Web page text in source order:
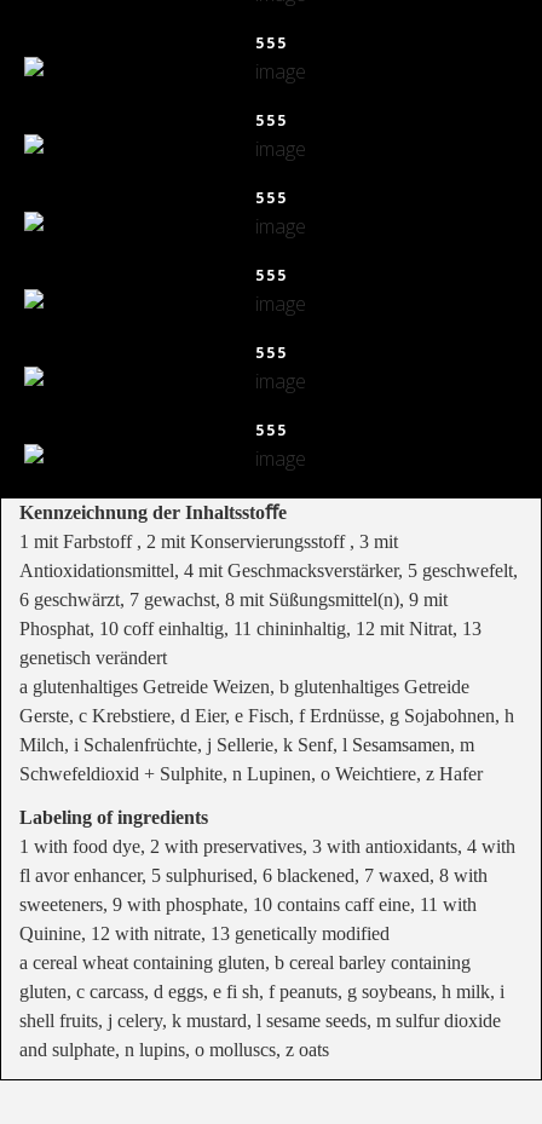
555
555
555
555
555
555
Kennzeichnung der Inhaltsstoﬀe
1 mit Farbstoff , 2 mit Konservierungsstoff , 3 mit
Antioxidationsmittel, 4 mit Geschmacksverstärker, 5 geschwefelt,
6 geschwärzt, 7 gewachst, 8 mit Süßungsmittel(n), 9 mit
Phosphat, 10 coff einhaltig, 11 chininhaltig, 12 mit Nitrat, 13
genetisch verändert
a glutenhaltiges Getreide Weizen, b glutenhaltiges Getreide
Gerste, c Krebstiere, d Eier, e Fisch, f Erdnüsse, g Sojabohnen, h
Milch, i Schalenfrüchte, j Sellerie, k Senf, l Sesamsamen, m
Schwefeldioxid + Sulphite, n Lupinen, o Weichtiere, z Hafer
Labeling of ingredients
1 with food dye, 2 with preservatives, 3 with antioxidants, 4 with
fl avor enhancer, 5 sulphurised, 6 blackened, 7 waxed, 8 with
sweeteners, 9 with phosphate, 10 contains caff eine, 11 with
Quinine, 12 with nitrate, 13 genetically modified
a cereal wheat containing gluten, b cereal barley containing
gluten, c carcass, d eggs, e fi sh, f peanuts, g soybeans, h milk, i
shell fruits, j celery, k mustard, l sesame seeds, m sulfur dioxide
and sulphate, n lupins, o molluscs, z oats